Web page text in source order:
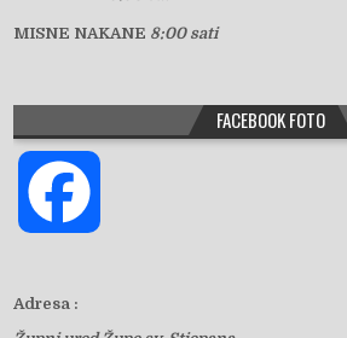
MISNE NAKANE 8:00 sati
FACEBOOK FOTO
Adresa :